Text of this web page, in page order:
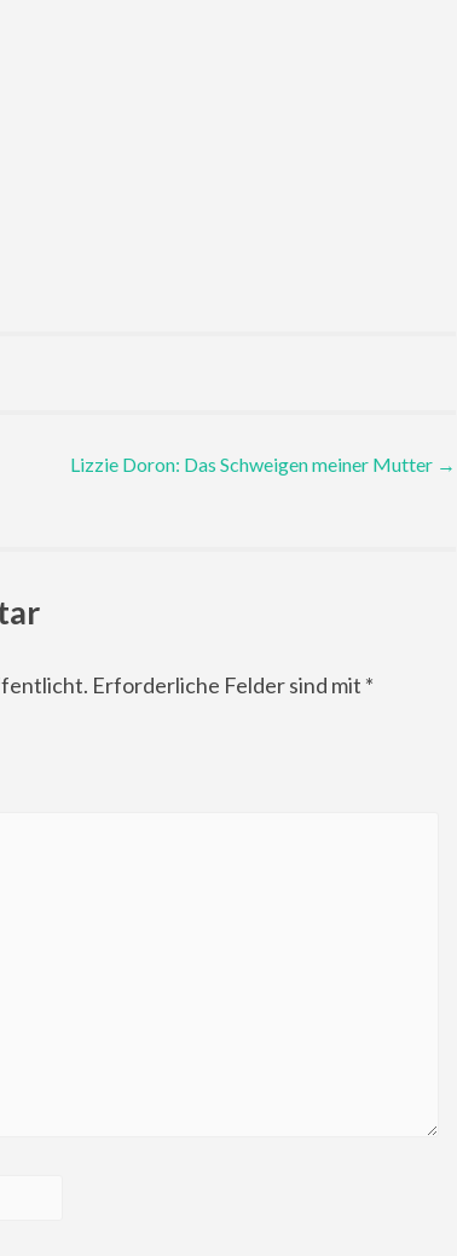
Lizzie Doron: Das Schweigen meiner Mutter →
Erforderliche Felder sind mit *